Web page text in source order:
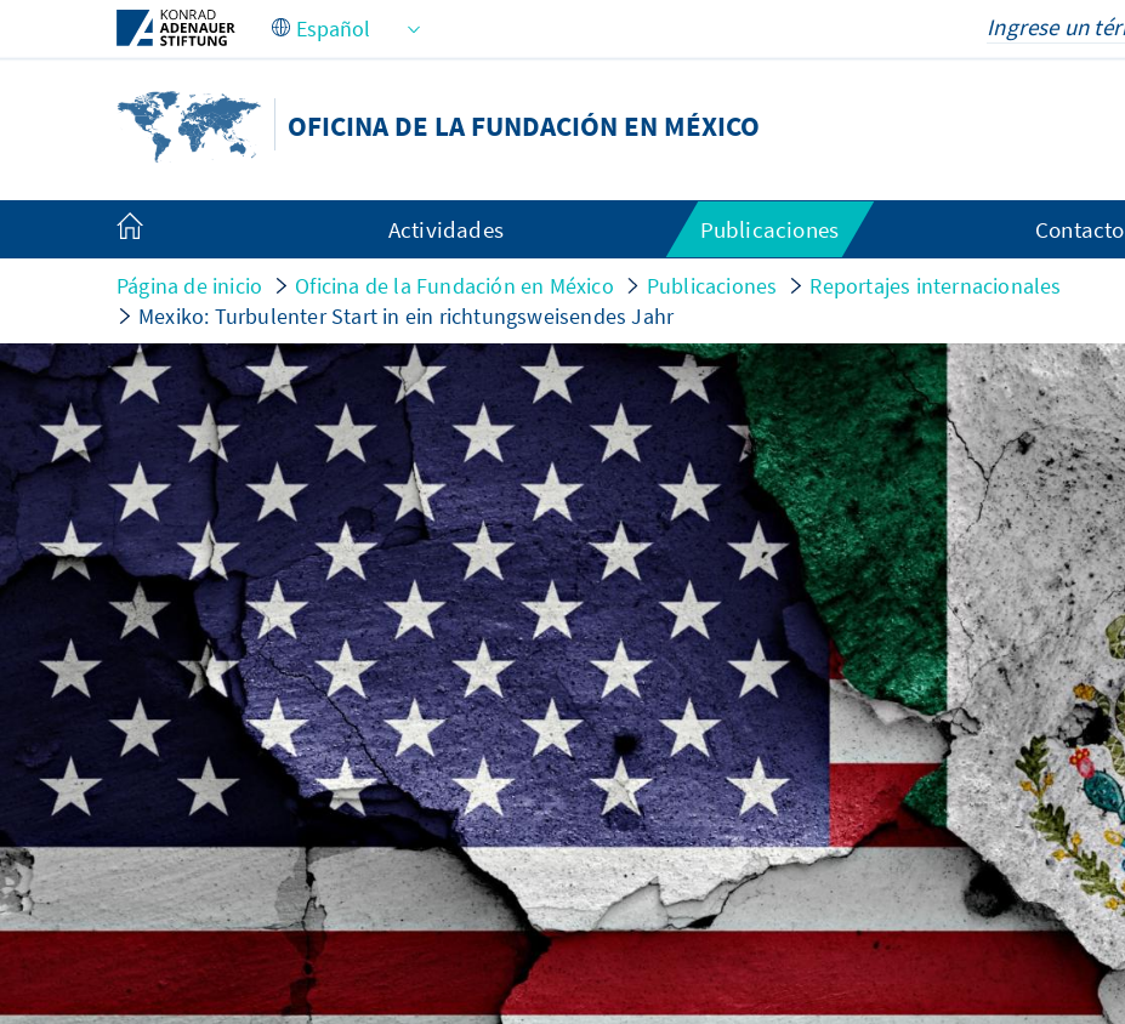
Saltar al contenido principal
OFICINA DE LA FUNDACIÓN EN MÉXICO
Actividades Publicaciones Contacto
Página de inicio Oficina de la Fundación en México Publicaciones
Reportajes internacionales
Mexiko: Turbulenter Start in ein richtungsweisendes Jahr